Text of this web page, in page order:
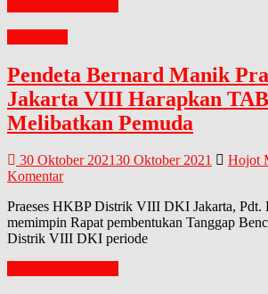
Pendeta Bernard Manik
Jakarta VIII Harapkan
Melibatkan Pemuda
30 Oktober 202130 Oktober 2021 Hojot
Komentar
Praeses HKBP Distrik VIII DKI Jakarta, Pdt.
memimpin Rapat pembentukan Tanggap
Distrik VIII DKI periode